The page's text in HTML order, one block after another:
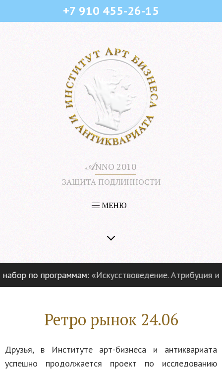
+7 910 455-26-15
𝒜NNO 2010
ЗАЩИТА ПОДЛИННОСТИ
МЕНЮ
по программам:«Искусствоведение. Атрибуция и
Ретро рынок 24.06
Друзья, в Институте арт-бизнеса и антиквариата
успешно продолжается проект по исследованию